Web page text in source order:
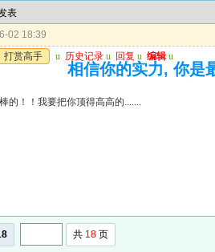
表
02 18:39
打赏高手 u 历史记录 u 回复 u 编辑 u
相信你的实力, 你是
的！！我要把你顶得高高的.......
共 18 页